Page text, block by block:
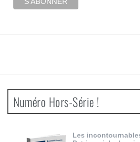
Numéro Hors-Série !
Les